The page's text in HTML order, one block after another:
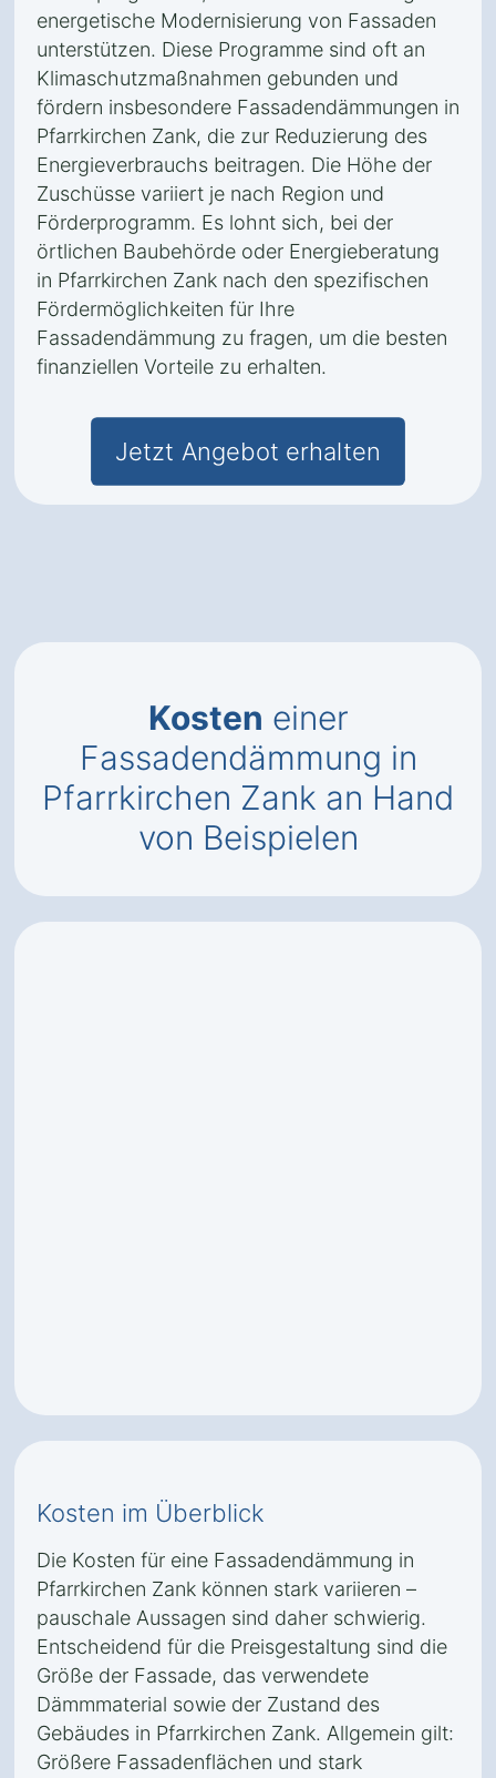
energetische Modernisierung von Fassaden
unterstützen. Diese Programme sind oft an
Klimaschutzmaßnahmen gebunden und
fördern insbesondere Fassadendämmungen in
Pfarrkirchen Zank, die zur Reduzierung des
Energieverbrauchs beitragen. Die Höhe der
Zuschüsse variiert je nach Region und
Förderprogramm. Es lohnt sich, bei der
örtlichen Baubehörde oder Energieberatung
in Pfarrkirchen Zank nach den spezifischen
Fördermöglichkeiten für Ihre
Fassadendämmung zu fragen, um die besten
finanziellen Vorteile zu erhalten.
Jetzt Angebot erhalten
Kosten einer
Fassadendämmung in
Pfarrkirchen Zank an Hand
von Beispielen
Kosten im Überblick
Die Kosten für eine Fassadendämmung in
Pfarrkirchen Zank können stark variieren –
pauschale Aussagen sind daher schwierig.
Entscheidend für die Preisgestaltung sind die
Größe der Fassade, das verwendete
Dämmmaterial sowie der Zustand des
Gebäudes in Pfarrkirchen Zank. Allgemein gilt:
Größere Fassadenflächen und stark